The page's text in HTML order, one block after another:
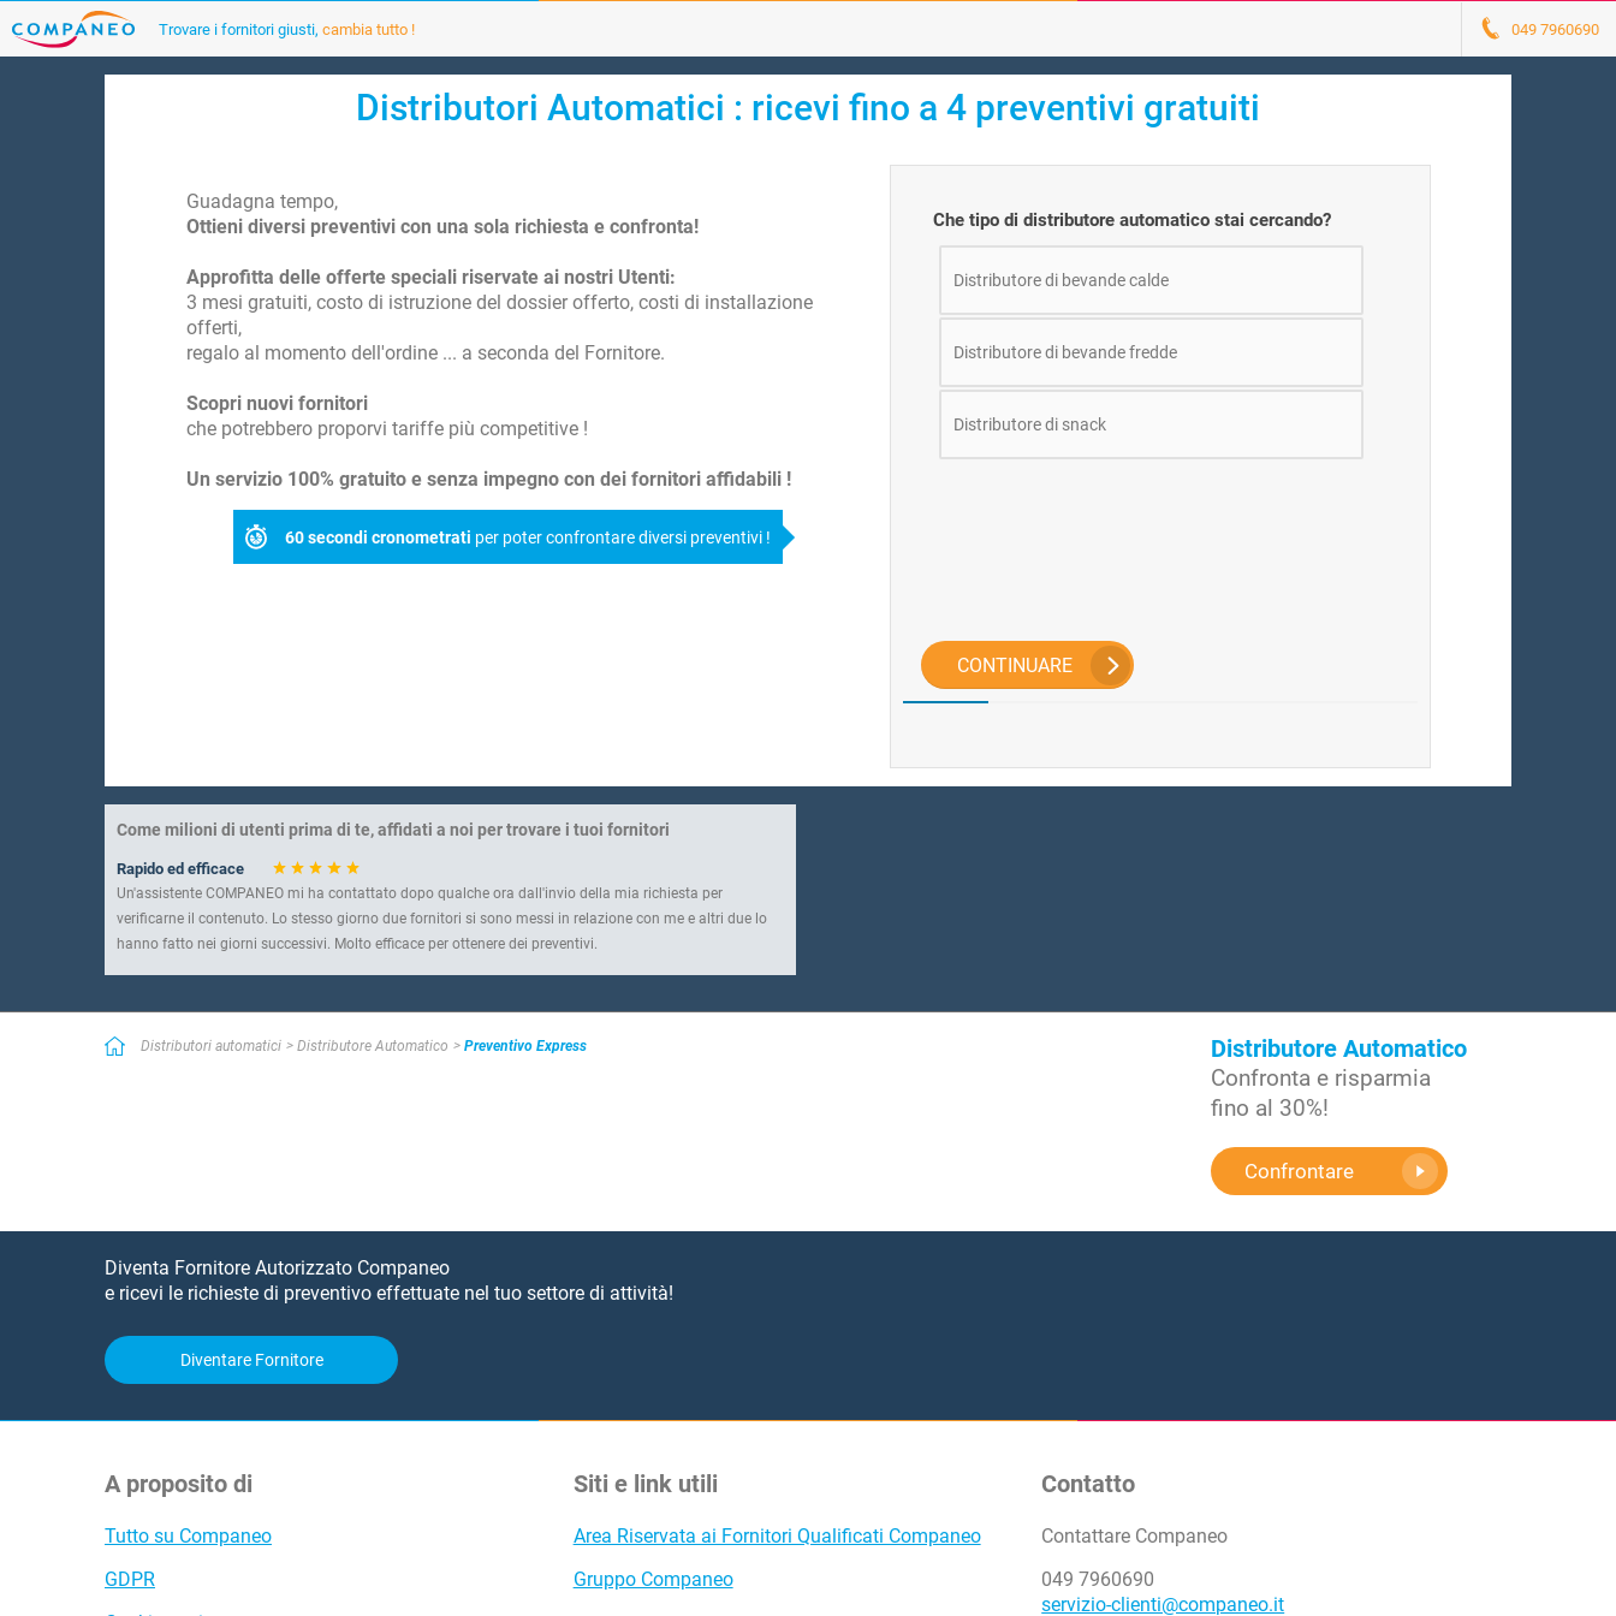
Trovare i fornitori giusti, cambia tutto ! 049 7960690
Distributori Automatici : ricevi fino a 4 preventivi gratuiti
Guadagna tempo,
Ottieni diversi preventivi con una sola richiesta e confronta!
Approfitta delle offerte speciali riservate ai nostri Utenti:
3 mesi gratuiti, costo di istruzione del dossier offerto, costi di installazione
offerti,
regalo al momento dell'ordine ... a seconda del Fornitore.
Scopri nuovi fornitori
che potrebbero proporvi tariffe più competitive !
Un servizio 100% gratuito e senza impegno con dei fornitori affidabili !
60 secondi cronometrati per poter confrontare diversi preventivi !
Che tipo di distributore automatico stai cercando?
Distributore di bevande calde
Distributore di bevande fredde
Distributore di snack
CONTINUARE
Come milioni di utenti prima di te, affidati a noi per trovare i tuoi fornitori
Rapido ed efficace
Un'assistente COMPANEO mi ha contattato dopo qualche ora dall'invio della mia richiesta per
verificarne il contenuto. Lo stesso giorno due fornitori si sono messi in relazione con me e altri due lo
hanno fatto nei giorni successivi. Molto efficace per ottenere dei preventivi.
Un’ottima selezione di aziende. Rapidità ed efficacia assicurate.
Semplice ed efficiente
Distributori automatici Distributore Automatico Preventivo Express Distributore Automatico
Confronta e risparmia
fino al 30%!
Confrontare
Diventa Fornitore Autorizzato Companeo
e ricevi le richieste di preventivo effettuate nel tuo settore di attività!
Diventare Fornitore
A proposito di
Tutto su Companeo
GDPR
Siti e link utili
Area Riservata ai Fornitori Qualificati Companeo
Gruppo Companeo
Contatto
Contattare Companeo
049 7960690
servizio-clienti@companeo.it